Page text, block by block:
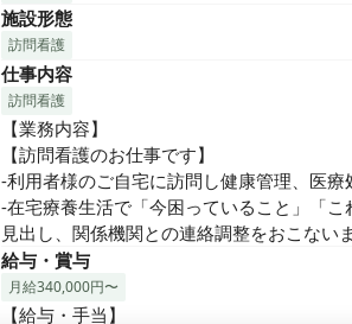
施設形態
訪問看護
仕事内容
訪問看護
【業務内容】
【訪問看護のお仕事です】
-利用者様のご自宅に訪問し健康管理、医
-在宅療養生活で「今困っていること」「
見出し、関係機関との連絡調整をおこない
給与・賞与
月給340,000円〜
【給与・手当】